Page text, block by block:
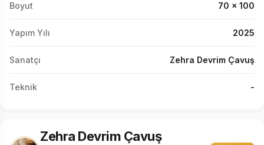
Boyut 70 x 100
Yapım Yılı 2025
Sanatçı Zehra Devrim Çavuş
Teknik -
Zehra Devrim Çavuş